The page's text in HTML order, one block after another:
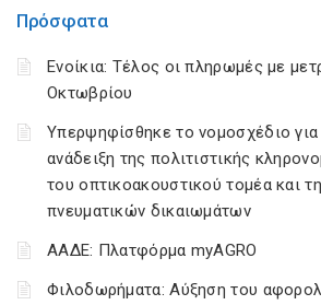
Πρόσφατα
Ενοίκια: Τέλος οι πληρωμές με
Οκτωβρίου
Υπερψηφίσθηκε το νομοσχέδιο για
ανάδειξη της πολιτιστικής
του οπτικοακουστικού τομέα και
πνευματικών δικαιωμάτων
ΑΑΔΕ: Πλατφόρμα myAGRO
Φιλοδωρήματα: Αύξηση του